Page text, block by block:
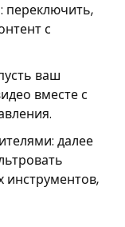
переключить,
с
ваш
вместе с
далее